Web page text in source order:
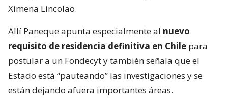
Ximena Lincolao.
Allí Paneque apunta especialmente al nuevo
requisito de residencia definitiva en Chile para
postular a un Fondecyt y también señala que el
Estado está “pauteando” las investigaciones y se
están dejando afuera importantes áreas.